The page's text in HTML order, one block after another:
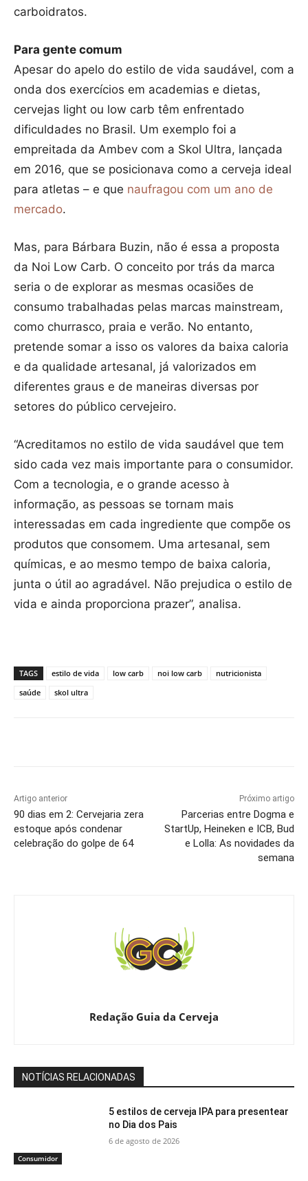
carboidratos.
Para gente comum
Apesar do apelo do estilo de vida saudável, com a
onda dos exercícios em academias e dietas,
cervejas light ou low carb têm enfrentado
dificuldades no Brasil. Um exemplo foi a
empreitada da Ambev com a Skol Ultra, lançada
em 2016, que se posicionava como a cerveja ideal
para atletas – e que naufragou com um ano de
mercado.
Mas, para Bárbara Buzin, não é essa a proposta
da Noi Low Carb. O conceito por trás da marca
seria o de explorar as mesmas ocasiões de
consumo trabalhadas pelas marcas mainstream,
como churrasco, praia e verão. No entanto,
pretende somar a isso os valores da baixa caloria
e da qualidade artesanal, já valorizados em
diferentes graus e de maneiras diversas por
setores do público cervejeiro.
“Acreditamos no estilo de vida saudável que tem
sido cada vez mais importante para o consumidor.
Com a tecnologia, e o grande acesso à
informação, as pessoas se tornam mais
interessadas em cada ingrediente que compõe os
produtos que consomem. Uma artesanal, sem
químicas, e ao mesmo tempo de baixa caloria,
junta o útil ao agradável. Não prejudica o estilo de
vida e ainda proporciona prazer”, analisa.
TAGS estilo de vida low carb noi low carb
nutricionista
saúde
skol ultra
Artigo anterior
90 dias em 2: Cervejaria zera
estoque após condenar
celebração do golpe de 64
Próximo artigo
Parcerias entre Dogma e
StartUp, Heineken e ICB, Bud
e Lolla: As novidades da
semana
Redação Guia da Cerveja
NOTÍCIAS RELACIONADAS
Consumidor
5 estilos de cerveja IPA para presentear
no Dia dos Pais
6 de agosto de 2026